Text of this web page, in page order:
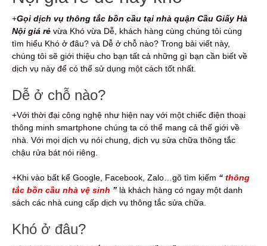
+Gọi dịch vụ thông tắc bồn cầu tại nhà quận Cầu Giấy Hà
Nội giá rẻ vừa Khó vừa Dễ, khách hàng cùng chúng tôi cùng
tìm hiểu Khó ở đâu? và Dễ ở chỗ nào? Trong bài viết này,
chúng tôi sẽ giới thiệu cho bạn tất cả những gì bạn cần biết về
dịch vụ này để có thể sử dụng một cách tốt nhất.
Dễ ở chỗ nào?
+Với thời đại công nghệ như hiện nay với một chiếc điện thoại
thông minh smartphone chúng ta có thể mang cả thế giới về
nhà. Với mọi dịch vụ nói chung, dịch vụ sửa chữa thông tắc
chậu rửa bát nói riêng.
+Khi vào bất kể Google, Facebook, Zalo…gõ tìm kiếm “ thông
tắc bồn cầu nhà vệ sinh ” là khách hàng có ngay một danh
sách các nhà cung cấp dịch vụ thông tắc sửa chữa.
Khó ở đâu?